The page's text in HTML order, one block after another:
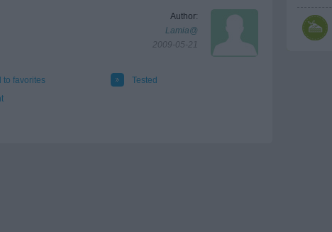
Author:
Lamia@
2009-05-21
to favorites
Tested